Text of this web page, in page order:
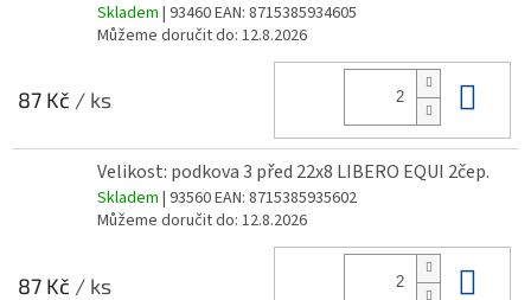
Skladem | 93460EAN: 8715385934605
Můžeme doručit do: 12.8.2026
87 Kč / ks
Velikost: podkova 3 před 22x8 LIBERO EQUI 2čep.
Skladem | 93560EAN: 8715385935602
Můžeme doručit do: 12.8.2026
87 Kč / ks